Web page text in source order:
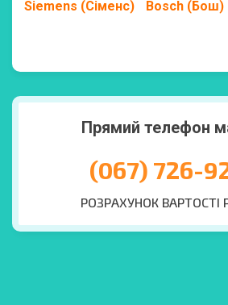
Siemens (Сіменс)
Bosch (Бош)
Прямий телефон
(067) 726-
РОЗРАХУНОК ВАРТОСТІ